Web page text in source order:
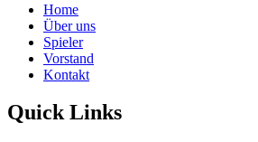
Home
Über uns
Spieler
Vorstand
Kontakt
Quick Links